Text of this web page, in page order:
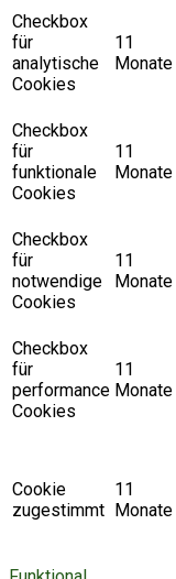
Checkbox
für
analytische
Cookies
11
Monate
Checkbox
für
funktionale
Cookies
11
Monate
Checkbox
für
notwendige
Cookies
11
Monate
Checkbox
für
performance
Cookies
11
Monate
Cookie
zugestimmt
11
Monate